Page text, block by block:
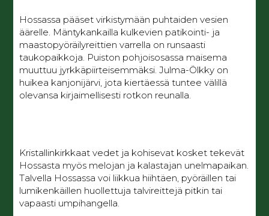
Hossassa pääset virkistymään puhtaiden vesien
äärelle. Mäntykankailla kulkevien patikointi- ja
maastopyöräilyreittien varrella on runsaasti
taukopaikkoja. Puiston pohjoisosassa maisema
muuttuu jyrkkäpiirteisemmäksi. Julma-Ölkky on
huikea kanjonijärvi, jota kiertäessä tuntee välillä
olevansa kirjaimellisesti rotkon reunalla.
Kristallinkirkkaat vedet ja kohisevat kosket tekevät
Hossasta myös melojan ja kalastajan unelmapaikan.
Talvella Hossassa voi liikkua hiihtäen, pyöräillen tai
lumikenkäillen huollettuja talvireittejä pitkin tai
vapaasti umpihangella.